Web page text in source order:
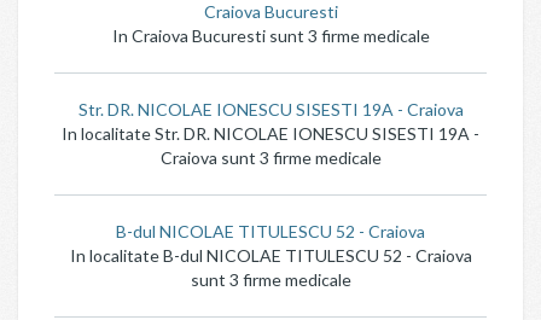
Craiova Bucuresti
In Craiova Bucuresti sunt 3 firme medicale
Str. DR. NICOLAE IONESCU SISESTI 19A - Craiova
In localitate Str. DR. NICOLAE IONESCU SISESTI 19A -
Craiova sunt 3 firme medicale
B-dul NICOLAE TITULESCU 52 - Craiova
In localitate B-dul NICOLAE TITULESCU 52 - Craiova
sunt 3 firme medicale